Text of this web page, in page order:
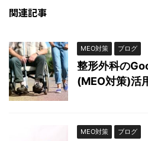
関連記事
MEO対策 ブログ
整形外科の
(MEO対策)活
MEO対策 ブログ